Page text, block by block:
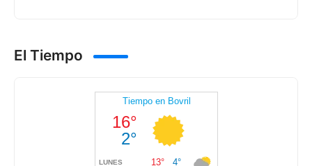
El Tiempo